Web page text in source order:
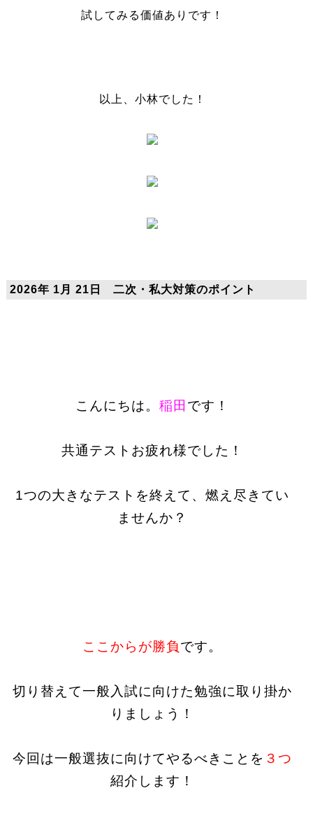
試してみる価値ありです！
以上、小林でした！
2026年 1月 21日 二次・私大対策のポイント
こんにちは。稲田 です！
共通テストお疲れ様でした！
1つの大きなテストを終えて、燃え尽きてい
ませんか？
ここからが勝負です。
切り替えて一般入試に向けた勉強に取り掛か
りましょう！
今回は一般選抜に向けてやるべきことを ３つ
紹介します！